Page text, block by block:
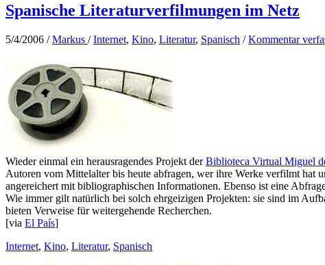
Spanische Literaturverfilmungen im Netz
5/4/2006 /Markus /Internet, Kino, Literatur, Spanisch /Kommentar
Wieder einmal ein herausragendes Projekt derBiblioteca Virtual Miguel
Autoren vom Mittelalter bis heute abfragen, wer ihre Werke verfilmt hat
angereichert mit bibliographischen Informationen. Ebenso ist eine
Wie immer gilt natürlich bei solch ehrgeizigen Projekten: sie sind im
bieten Verweise für weitergehende Recherchen.
[via El País]
Internet, Kino, Literatur, Spanisch